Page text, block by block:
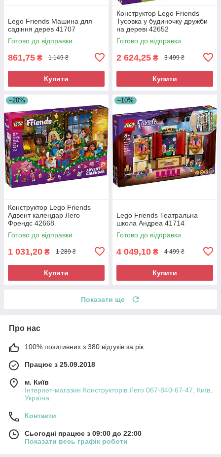
Lego Friends Машина для
садіння дерев 41707
Готово до відправки
861,75 ₴ 1 149 ₴
Купити
Конструктор Lego Friends
Тусовка у будиночку дружби
на дереві 42652
Готово до відправки
2 624,25 ₴ 3 499 ₴
Купити
–20%
Конструктор Lego Friends
Адвент календар Лего
Френдс 42668
Готово до відправки
1 031,20 ₴ 1 289 ₴
Купити
–10%
Lego Friends Театральна
школа Андреа 41714
Готово до відправки
4 049,10 ₴ 4 499 ₴
Купити
Показати ще
Про нас
100% позитивних з 380 відгуків за рік
Працює з 25.09.2018
м. Київ
Інтернет-магазин Конструкторів Лего 067-840-67-47, Київ,
Україна
Контакти
Сьогодні працює з 09:00 до 22:00
Показати весь графік роботи